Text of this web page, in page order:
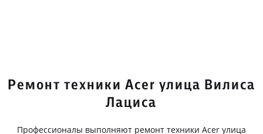
Ремонт техники Acer улица Вилиса
Лациса
Профессионалы выполняют ремонт техники Acer улица